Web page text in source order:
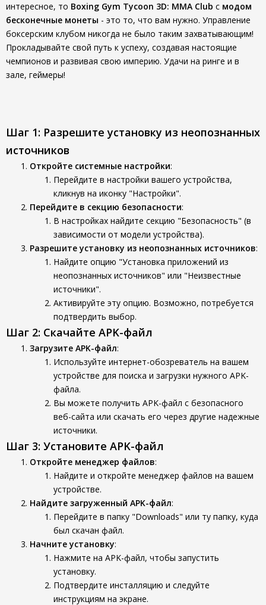
интересное, то Boxing Gym Tycoon 3D: MMA Club с модом
бесконечные монеты - это то, что вам нужно. Управление
боксерским клубом никогда не было таким захватывающим!
Прокладывайте свой путь к успеху, создавая настоящие
чемпионов и развивая свою империю. Удачи на ринге и в
зале, геймеры!
Шаг 1: Разрешите установку из неопознанных
источников
Откройте системные настройки:
Перейдите в настройки вашего устройства,
кликнув на иконку "Настройки".
Перейдите в секцию безопасности:
В настройках найдите секцию "Безопасность" (в
зависимости от модели устройства).
Разрешите установку из неопознанных источников:
Найдите опцию "Установка приложений из
неопознанных источников" или "Неизвестные
источники".
Активируйте эту опцию. Возможно, потребуется
подтвердить выбор.
Шаг 2: Скачайте APK-файл
Загрузите APK-файл:
Используйте интернет-обозреватель на вашем
устройстве для поиска и загрузки нужного APK-
файла.
Вы можете получить APK-файл с безопасного
веб-сайта или скачать его через другие надежные
источники.
Шаг 3: Установите APK-файл
Откройте менеджер файлов:
Найдите и откройте менеджер файлов на вашем
устройстве.
Найдите загруженный APK-файл:
Перейдите в папку "Downloads" или ту папку, куда
был скачан файл.
Начните установку:
Нажмите на APK-файл, чтобы запустить
установку.
Подтвердите инсталляцию и следуйте
инструкциям на экране.